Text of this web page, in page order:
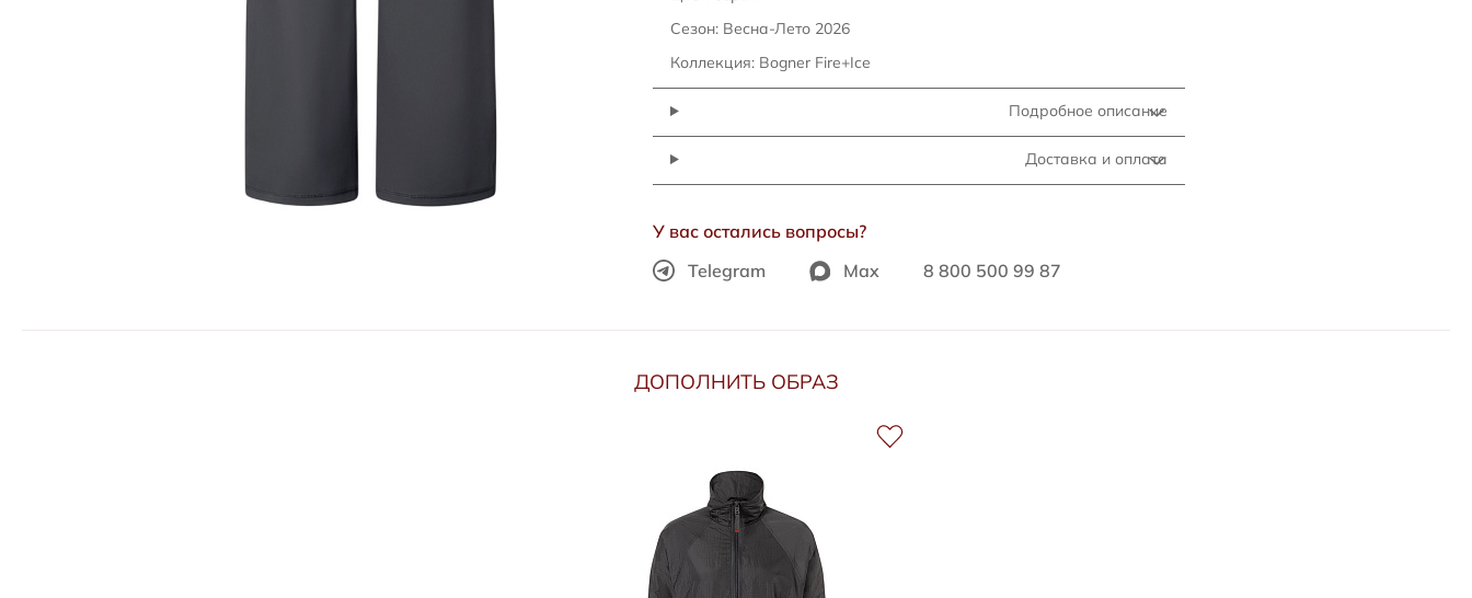
Сезон: Весна-Лето 2026
Коллекция: Bogner Fire+Ice
Подробное описание
Доставка и оплата
У вас остались вопросы?
Telegram
Max 8 800 500 99 87
ДОПОЛНИТЬ ОБРАЗ